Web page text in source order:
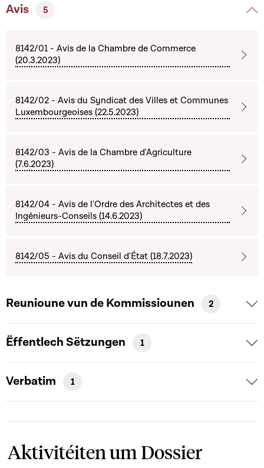
Avis 5
8142/01 - Avis de la Chambre de Commerce
(20.3.2023)
8142/02 - Avis du Syndicat des Villes et Communes
Luxembourgeoises (22.5.2023)
8142/03 - Avis de la Chambre d'Agriculture
(7.6.2023)
8142/04 - Avis de l'Ordre des Architectes et des
Ingénieurs-Conseils (14.6.2023)
8142/05 - Avis du Conseil d'État (18.7.2023)
Reunioune vun de Kommissiounen 2
Ëffentlech Sëtzungen 1
Verbatim 1
Aktivitéiten um Dossier